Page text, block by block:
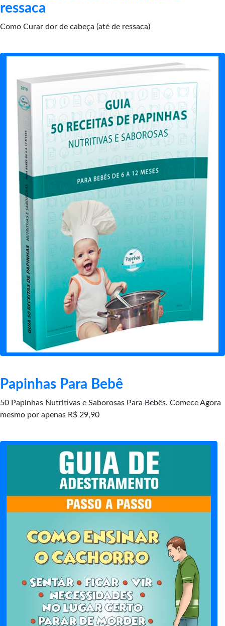
ressaca
Como Curar dor de cabeça (até de ressaca)
Papinhas Para Bebê
50 Papinhas Nutritivas e Saborosas Para Bebês. Comece Agora
mesmo por apenas R$ 29,90